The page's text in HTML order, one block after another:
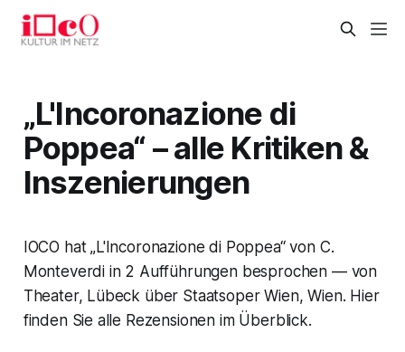
„L'Incoronazione di
Poppea“ – alle Kritiken &
Inszenierungen
IOCO hat „L'Incoronazione di Poppea“ von C.
Monteverdi in 2 Aufführungen besprochen — von
Theater, Lübeck über Staatsoper Wien, Wien. Hier
finden Sie alle Rezensionen im Überblick.